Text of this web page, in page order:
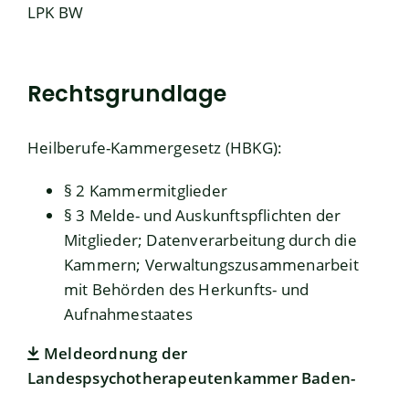
LPK BW
Rechtsgrundlage
Heilberufe-Kammergesetz (HBKG):
§ 2 Kammermitglieder
§ 3 Melde- und Auskunftspflichten der
Mitglieder; Datenverarbeitung durch die
Kammern; Verwaltungszusammenarbeit
mit Behörden des Herkunfts- und
Aufnahmestaates
Meldeordnung der
Landespsychotherapeutenkammer Baden-